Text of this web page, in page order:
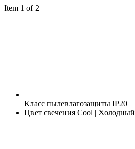
Item 1 of 2
Класс пылевлагозащиты IP20
Цвет свечения Cool |